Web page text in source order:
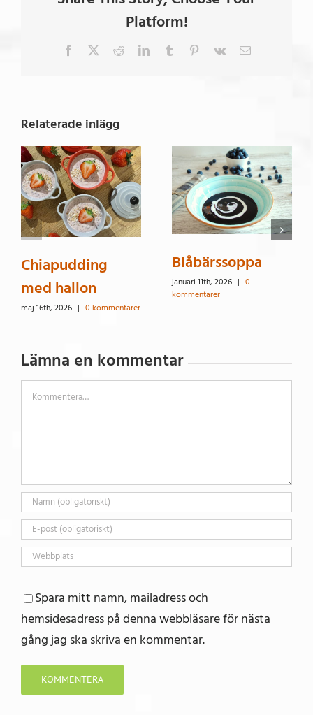
Platform!
Facebook RedditLinkedInTumblr Pinterest
Vk
E-
Relaterade inlägg
Chiapudding
med hallon
maj 16th, 2026 | 0 kommentarer
Blåbärssoppa
januari 11th, 2026 | 0
kommentarer
Lämna en kommentar
Kommentar
Spara mitt namn, mailadress och
hemsidesadress på denna webbläsare för nästa
gång jag ska skriva en kommentar.